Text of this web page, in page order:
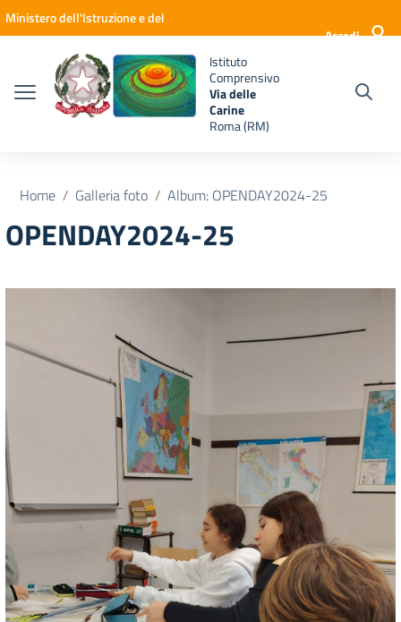
Vai ai contenuti
Vai al menu di navigazione
Vai al footer
Ministero dell'Istruzione e del
Accedi
Istituto
Comprensivo
Via delle
Carine
Roma (RM)
Home Galleria foto Album: OPENDAY2024-25
OPENDAY2024-25